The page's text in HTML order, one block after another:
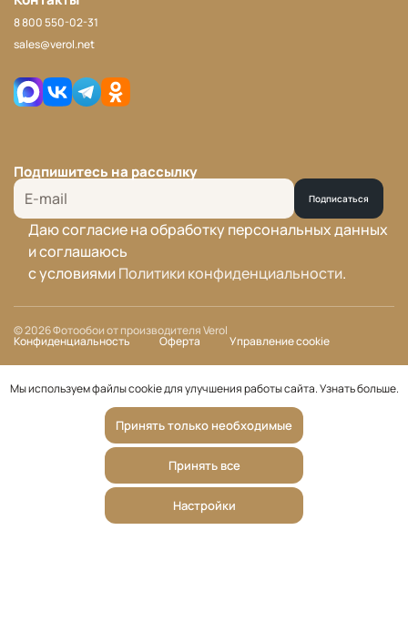
8 800 550-02-31
sales@verol.net
Подпишитесь на рассылку
Подписаться
Даю согласие на обработку персональных данных
и соглашаюсь
с условиямиПолитики конфиденциальности.
© 2026 Фотообои от производителя Verol
Конфиденциальность Оферта Управление cookie
Мы используем файлы cookie для улучшения работы сайта.Узнать больше.
Принять только необходимые
Принять все
Настройки